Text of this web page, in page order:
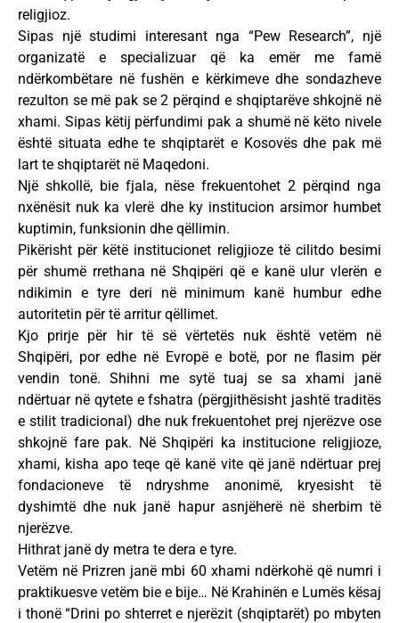
religjioz.
Sipas një studimi interesant nga “Pew Research”, një
organizatë e specializuar që ka emër me famë
ndërkombëtare në fushën e kërkimeve dhe sondazheve
rezulton se më pak se 2 përqind e shqiptarëve shkojnë në
xhami. Sipas këtij përfundimi pak a shumë në këto nivele
është situata edhe te shqiptarët e Kosovës dhe pak më
lart te shqiptarët në Maqedoni.
Një shkollë, bie fjala, nëse frekuentohet 2 përqind nga
nxënësit nuk ka vlerë dhe ky institucion arsimor humbet
kuptimin, funksionin dhe qëllimin.
Pikërisht për këtë institucionet religjioze të cilitdo besimi
për shumë rrethana në Shqipëri që e kanë ulur vlerën e
ndikimin e tyre deri në minimum kanë humbur edhe
autoritetin për të arritur qëllimet.
Kjo prirje për hir të së vërtetës nuk është vetëm në
Shqipëri, por edhe në Evropë e botë, por ne flasim për
vendin tonë. Shihni me sytë tuaj se sa xhami janë
ndërtuar në qytete e fshatra (përgjithësisht jashtë traditës
e stilit tradicional) dhe nuk frekuentohet prej njerëzve ose
shkojnë fare pak. Në Shqipëri ka institucione religjioze,
xhami, kisha apo teqe që kanë vite që janë ndërtuar prej
fondacioneve të ndryshme anonimë, kryesisht të
dyshimtë dhe nuk janë hapur asnjëherë në sherbim të
njerëzve.
Hithrat janë dy metra te dera e tyre.
Vetëm në Prizren janë mbi 60 xhami ndërkohë që numri i
praktikuesve vetëm bie e bije… Në Krahinën e Lumës kësaj
i thonë “Drini po shterret e njerëzit (shqiptarët) po mbyten